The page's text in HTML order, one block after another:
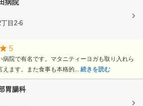
病院
目2-6
5
院で有名です。マタニティーヨガも取り入れら
ます。また食事も本格的... 続きを読む
胃腸科